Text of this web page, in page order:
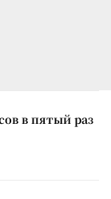
в пятый раз